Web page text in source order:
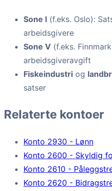
Sone I (f.eks. Oslo):
arbeidsgivere
Sone V (f.eks.
arbeidsgiveravgift
Fiskeindustri og
satser
Relaterte kontoer
Konto 2930 - Lønn
Konto 2600 - Skyldig
Konto 2610 -
Konto 2620 -